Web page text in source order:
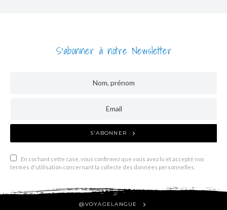
S'abonner à notre Newsletter
S'ABONNER
En cochant cette case, vous confirmez que vous avez lu et accepté nos
termes d'utilisation concernant la collecte des données personnelles.
@VOYAGELANGUE